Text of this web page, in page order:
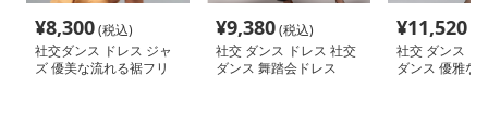
¥8,300(税込)
社交ダンス ドレス ジャ
ズ 優美な流れる裾フリ
¥9,380(税込)
社交 ダンス ドレス 社交
ダンス 舞踏会ドレス
¥11,520
社交 ダンス ド
ダンス 優雅な